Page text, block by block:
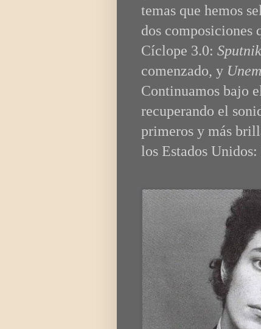
temas que hemos
dos composiciones
Cíclope 3.0:
comenzado, y
Continuamos bajo
recuperando el
primeros y más
los Estados Unidos: